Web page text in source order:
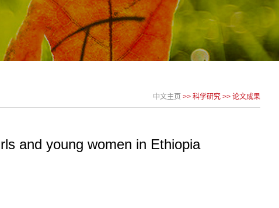
中文主页 >> 科学研究 >> 论文成果
and young women in Ethiopia